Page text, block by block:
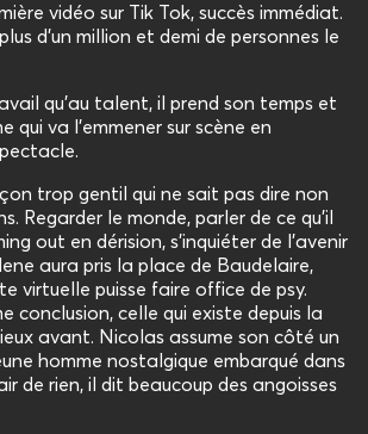
vidéo sur Tik Tok, succès immédiat.
d’un million et demi de personnes le
qu’au talent, il prend son temps et
qui va l’emmener sur scène en
trop gentil qui ne sait pas dire non
Regarder le monde, parler de ce qu’il
out en dérision, s’inquiéter de l’avenir
aura pris la place de Baudelaire,
virtuelle puisse faire office de psy.
conclusion, celle qui existe depuis la
avant. Nicolas assume son côté un
homme nostalgique embarqué dans
de rien, il dit beaucoup des angoisses